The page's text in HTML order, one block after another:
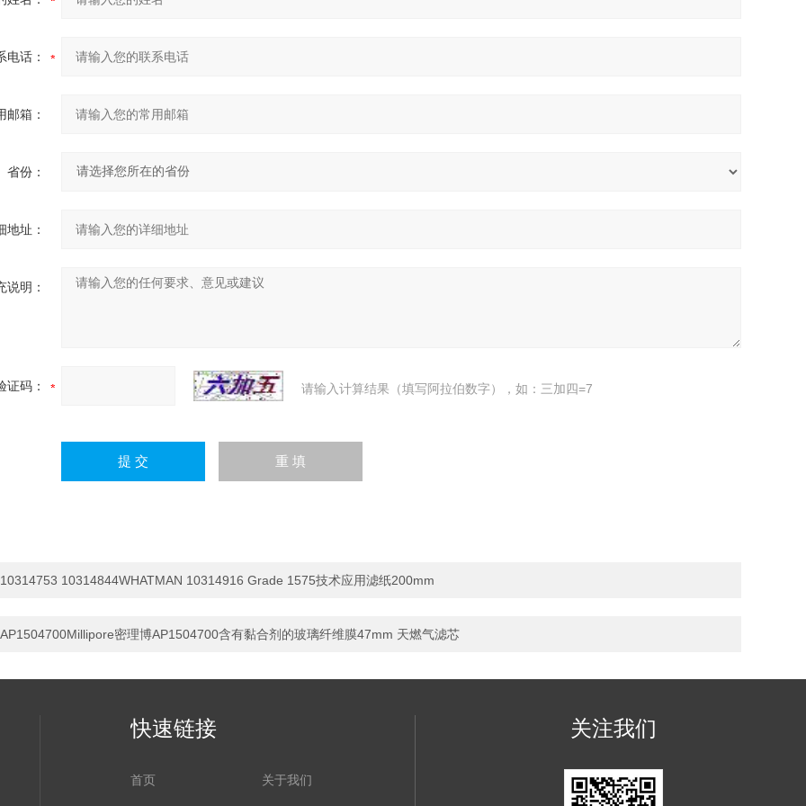
电话：
邮箱：
省份：
地址：
说明：
证码： 请输入计算结果（填写阿拉伯数字），如：三加四=7
10314753 10314844WHATMAN 10314916 Grade 1575技术应用滤纸200mm
AP1504700Millipore密理博AP1504700含有黏合剂的玻璃纤维膜47mm 天燃气滤芯
快速链接
首页 关于我们
关注我们